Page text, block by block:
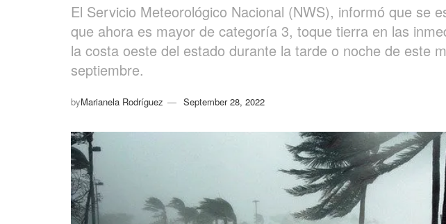
El Servicio Meteorológico Nacional (NWS), informó que se
que ahora es mayor de categoría 3, toque tierra en las
la costa oeste del estado durante la tarde o noche de este
septiembre.
byMarianela Rodríguez September 28, 2022